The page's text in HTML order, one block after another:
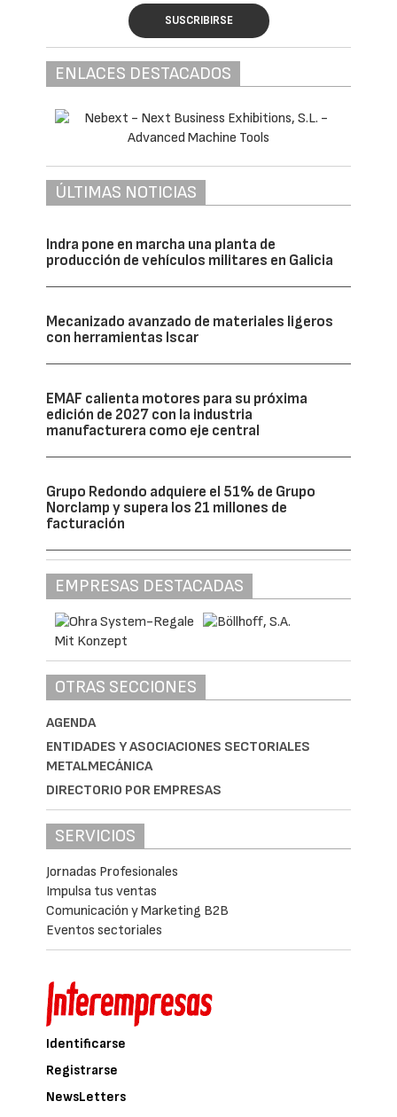
SUSCRIBIRSE
ENLACES DESTACADOS
ÚLTIMAS NOTICIAS
Indra pone en marcha una planta de
producción de vehículos militares en Galicia
Mecanizado avanzado de materiales ligeros
con herramientas Iscar
EMAF calienta motores para su próxima
edición de 2027 con la industria
manufacturera como eje central
Grupo Redondo adquiere el 51% de Grupo
Norclamp y supera los 21 millones de
facturación
EMPRESAS DESTACADAS
OTRAS SECCIONES
AGENDA
ENTIDADES Y ASOCIACIONES SECTORIALES
METALMECÁNICA
DIRECTORIO POR EMPRESAS
SERVICIOS
Jornadas Profesionales
Impulsa tus ventas
Comunicación y Marketing B2B
Eventos sectoriales
Identificarse
Registrarse
NewsLetters